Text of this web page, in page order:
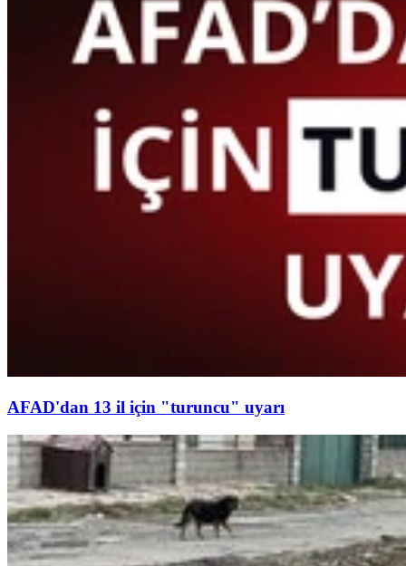
AFAD'dan 13 il için "turuncu" uyarı